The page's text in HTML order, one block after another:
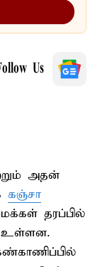
Us
அதன்
கஞ்சா
தரப்பில்
உள்ளன.